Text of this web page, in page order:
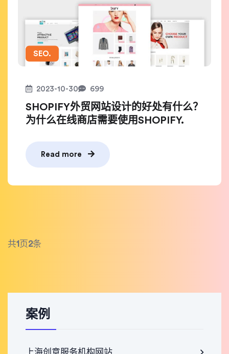
SEO.
2023-10-30 699
SHOPIFY外贸网站设计的好处有什么？
为什么在线商店需要使用SHOPIFY.
Read more
共1 页2条
案例
上海创意服务机构网站